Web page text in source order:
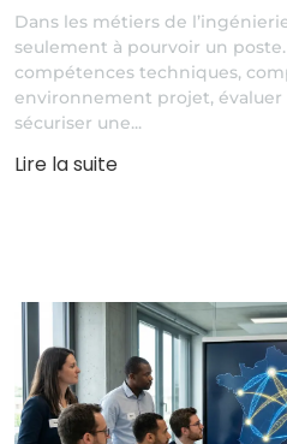
Dans les métiers de
seulement à pourvoir un
compétences techniques,
environnement projet, évaluer
sécuriser une...
Lire la suite